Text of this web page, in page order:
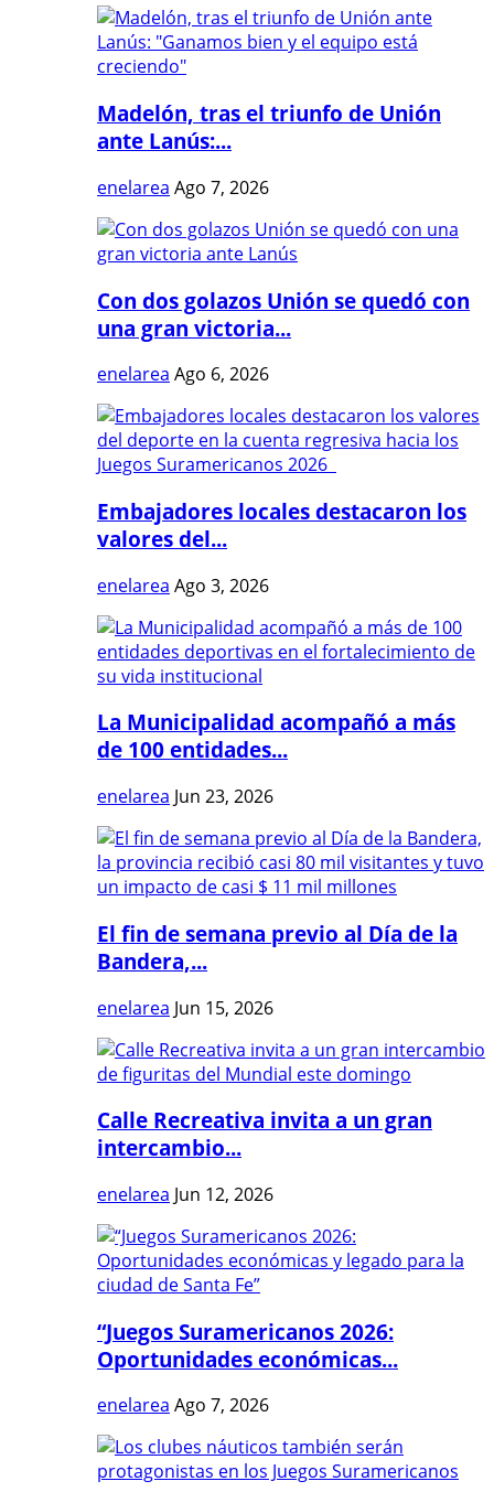
Madelón, tras el triunfo de Unión
ante Lanús:...
enelarea Ago 7, 2026
Con dos golazos Unión se quedó con
una gran victoria...
enelarea Ago 6, 2026
Embajadores locales destacaron los
valores del...
enelarea Ago 3, 2026
La Municipalidad acompañó a más
de 100 entidades...
enelarea Jun 23, 2026
El fin de semana previo al Día de la
Bandera,...
enelarea Jun 15, 2026
Calle Recreativa invita a un gran
intercambio...
enelarea Jun 12, 2026
“Juegos Suramericanos 2026:
Oportunidades económicas...
enelarea Ago 7, 2026